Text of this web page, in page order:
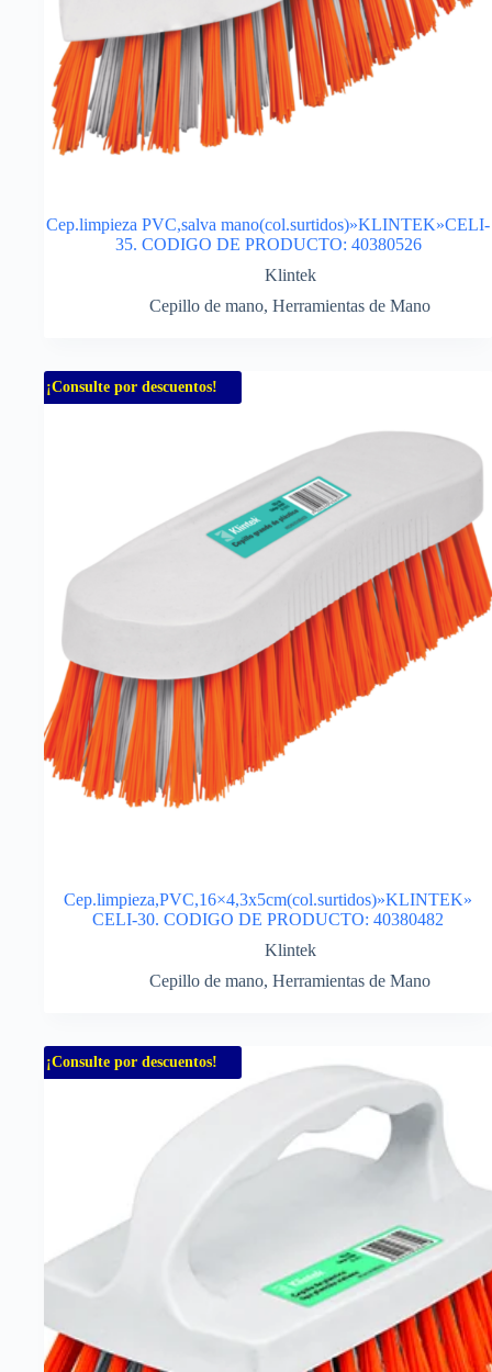
Cep.limpieza PVC,salva mano(col.surtidos)»KLINTEK»CELI-
35. CODIGO DE PRODUCTO: 40380526
Klintek
Cepillo de mano, Herramientas de Mano
¡Consulte por descuentos!
Cep.limpieza,PVC,16×4,3x5cm(col.surtidos)»KLINTEK»
CELI-30. CODIGO DE PRODUCTO: 40380482
Klintek
Cepillo de mano, Herramientas de Mano
¡Consulte por descuentos!